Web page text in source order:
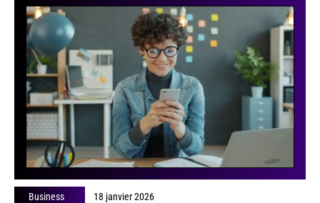
Business 18 janvier 2026